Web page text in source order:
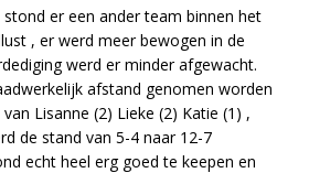
er een ander team binnen het
, er werd meer bewogen in de
werd er minder afgewacht.
afstand genomen worden
Lisanne (2) Lieke (2) Katie (1) ,
de stand van 5-4 naar 12-7
echt heel erg goed te keepen en